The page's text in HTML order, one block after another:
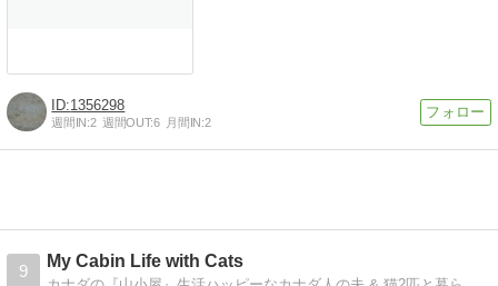
1356298
週間IN:2 週間OUT:6 月間IN:2
9
My Cabin Life with Cats